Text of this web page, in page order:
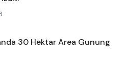
30 Hektar Area Gunung